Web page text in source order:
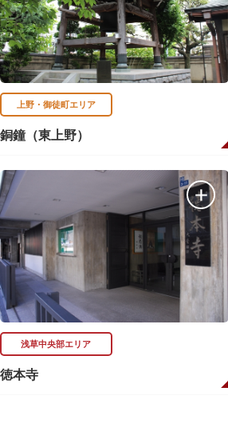
上野・御徒町エリア
銅鐘（東上野）
浅草中央部エリア
徳本寺